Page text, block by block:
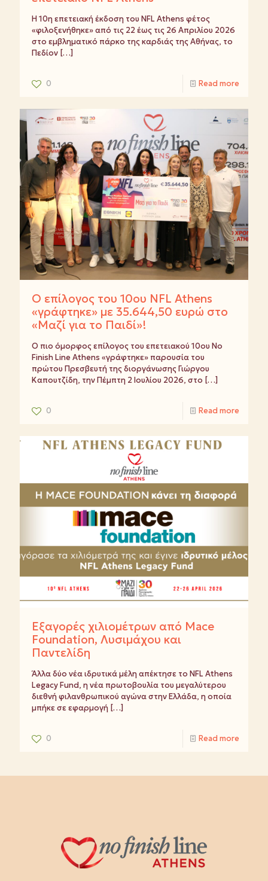
Η 10η επετειακή έκδοση του NFL Athens φέτος
«φιλοξενήθηκε» από τις 22 έως τις 26 Απριλίου 2026
στο εμβληματικό πάρκο της καρδιάς της Αθήνας, το
Πεδίον […]
0 Read more
Ο επίλογος του 10ου NFL Athens
«γράφτηκε» με 35.644,50 ευρώ στο
«Μαζί για το Παιδί»!
Ο πιο όμορφος επίλογος του επετειακού 10ου No
Finish Line Athens «γράφτηκε» παρουσία του
πρώτου Πρεσβευτή της διοργάνωσης Γιώργου
Καπουτζίδη, την Πέμπτη 2 Ιουλίου 2026, στο […]
0 Read more
Εξαγορές χιλιομέτρων από Mace
Foundation, Λυσιμάχου και
Παντελίδη
Άλλα δύο νέα ιδρυτικά μέλη απέκτησε το NFL Athens
Legacy Fund, η νέα πρωτοβουλία του μεγαλύτερου
διεθνή φιλανθρωπικού αγώνα στην Ελλάδα, η οποία
μπήκε σε εφαρμογή […]
0 Read more